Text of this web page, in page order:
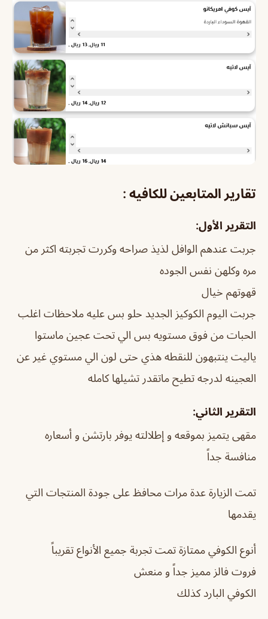
تقارير المتابعين للكافيه :
التقرير الأول:
جربت عندهم الوافل لذيذ صراحه وكررت تجربته اكثر من
مره وكلهن نفس الجوده
قهوتهم خيال
جربت اليوم الكوكيز الجديد حلو بس عليه ملاحظات اغلب
الحبات من فوق مستويه بس الي تحت عجين ماستوا
ياليت ينتبهون للنقطه هذي حتى لون الي مستوي غير عن
العجينه لدرجه تطيح ماتقدر تشيلها كامله
التقرير الثاني:
مقهى يتميز بموقعه و إطلالته يوفر بارتشن و أسعاره
منافسة جداً
تمت الزيارة عدة مرات محافظ على جودة المنتجات التي
يقدمها
أنوع الكوفي ممتازة تمت تجربة جميع الأنواع تقريباً
فروت فالز مميز جداً و منعش
الكوفي البارد كذلك